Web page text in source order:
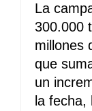
La
300.000
millones
que
un
la